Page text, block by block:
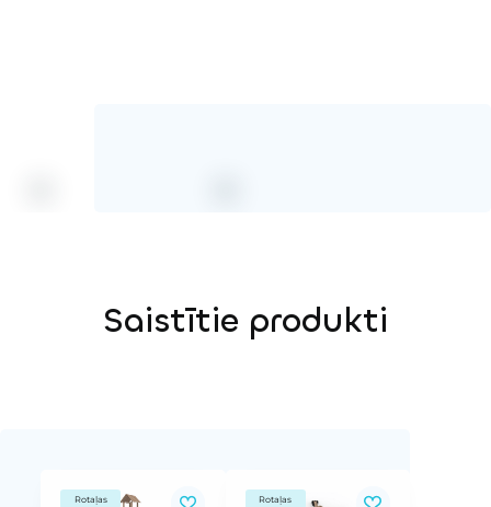
Saistītie produkti
Rotaļas Rotaļas